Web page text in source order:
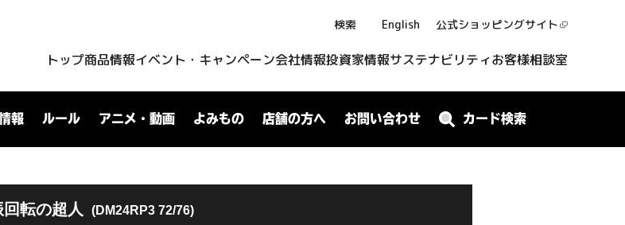
検索 English 公式ショッピングサイト
トップ商品情報イベント・キャンペーン会社情報投資家情報サステナビリティお客様相談室
報 ルール アニメ・動画 よみもの 店舗の方へ お問い合わせ カード検索
回転の超人 (DM24RP3 72/76)